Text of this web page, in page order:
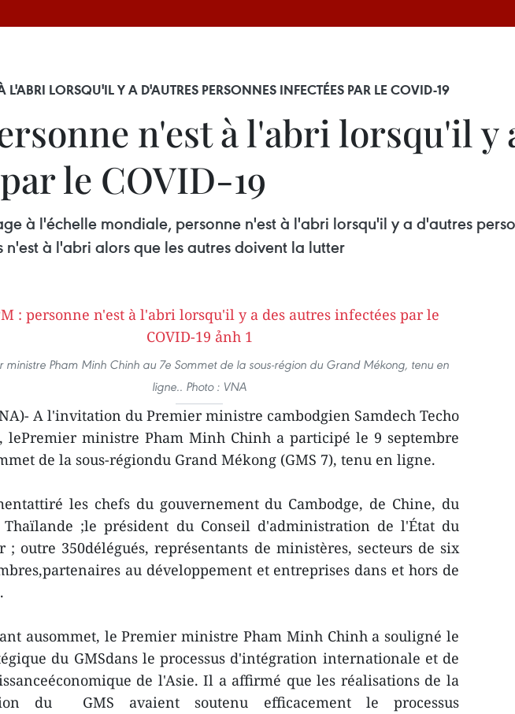
L'ABRI LORSQU'IL Y A D'AUTRES PERSONNES INFECTÉES PAR LE COVID-19
n'est à l'abri lorsqu'il y
le COVID-19
à l'échelle mondiale, personne n'est à l'abri lorsqu'il y a d'autres
n'est à l'abri alors que les autres doivent la lutter
ministre Pham Minh Chinh au 7e Sommet de la sous-région du Grand Mékong, tenu en
ligne.. Photo : VNA
A l'invitation du Premier ministre cambodgien Samdech Techo
lePremier ministre Pham Minh Chinh a participé le 9 septembre
de la sous-régiondu Grand Mékong (GMS 7), tenu en ligne.
les chefs du gouvernement du Cambodge, de Chine, du
Thaïlande ;le président du Conseil d'administration de l'État du
; outre 350délégués, représentants de ministères, secteurs de six
au développement et entreprises dans et hors de
ausommet, le Premier ministre Pham Minh Chinh a souligné le
du GMSdans le processus d'intégration internationale et de
de l'Asie. Il a affirmé que les réalisations de la
du GMS avaient soutenu efficacement le processus